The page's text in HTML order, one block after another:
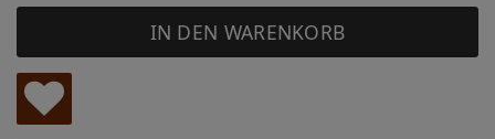
IN DEN WARENKORB